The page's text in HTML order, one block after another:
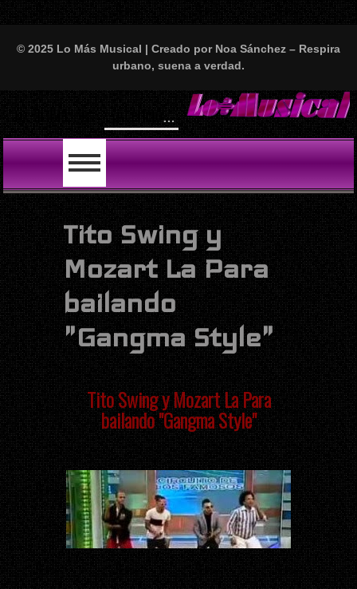
© 2025 Lo Más Musical | Creado por Noa Sánchez – Respira
urbano, suena a verdad.
LO ÚLTIMO Will
Tito Swing y
Mozart La Para
bailando
"Gangma Style"
Tito Swing y Mozart La Para
bailando "Gangma Style"